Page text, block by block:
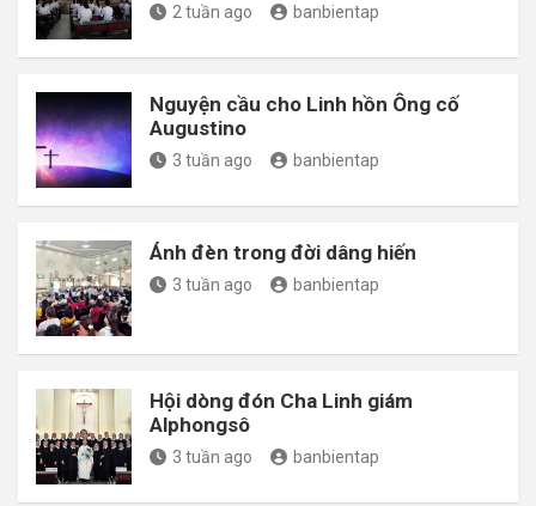
2 tuần ago banbientap
Nguyện cầu cho Linh hồn Ông cố
Augustino
3 tuần ago banbientap
Ánh đèn trong đời dâng hiến
3 tuần ago banbientap
Hội dòng đón Cha Linh giám
Alphongsô
3 tuần ago banbientap